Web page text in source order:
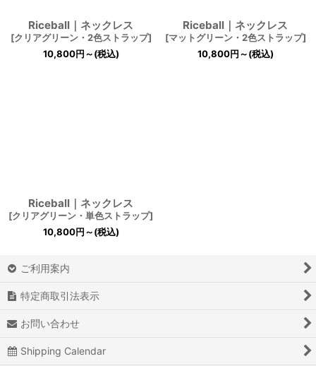
Riceball｜ネックレス
[クリアグリーン・2色ストラップ]
10,800円～(税込)
Riceball｜ネックレス
[マットグリーン・2色ストラップ]
10,800円～(税込)
Riceball｜ネックレス
[クリアグリーン・単色ストラップ]
10,800円～(税込)
ご利用案内
特定商取引法表示
お問い合わせ
Shipping Calendar